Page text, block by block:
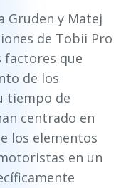
Gruden y Matej
de Tobii Pro
factores que
de los
tiempo de
centrado en
los elementos
en un